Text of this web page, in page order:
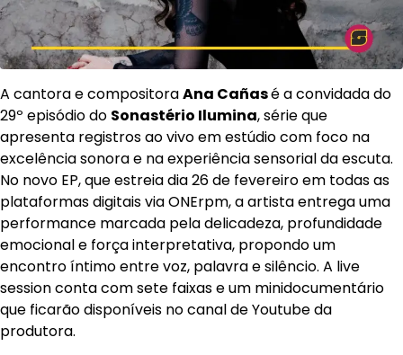
A cantora e compositoraAna Cañasé a convidada do
29º episódio do Sonastério Ilumina, série que
apresenta registros ao vivo em estúdio com foco na
excelência sonora e na experiência sensorial da escuta.
No novo EP, que estreia dia 26 de fevereiro em todas as
plataformas digitais via ONErpm, a artista entrega uma
performance marcada pela delicadeza, profundidade
emocional e força interpretativa, propondo um
encontro íntimo entre voz, palavra e silêncio. A live
session conta com sete faixas e um minidocumentário
que ficarão disponíveis no canal de Youtube da
produtora.